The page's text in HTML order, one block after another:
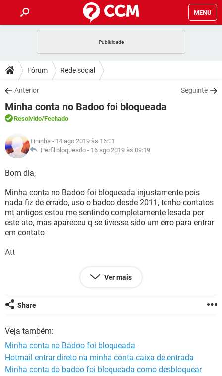
MENU
CELULAR
OUTLOOK
INSTAGRAM GMAIL
GUIA DE COMPRAS
DICAS
JOGOS
OUTLOOK
GUIA DE COMPRAS
DOWNLOADS
JOGOS WHATSAPP
CELULAR
OUTLOOK
INSTAGRAM
GUIA DE COMPRAS
FÓRUM
CELULAR FACEBOOK
GUIA DE COMPRAS
GLOSSÁRIO
JOGOS
CELULAR
OUTLOOK EXCEL
INSTAGRAM GMAIL
GUIA DE COMPRAS
Fórum Rede social
Anterior Seguinte
Minha conta no Badoo foi bloqueada
Resolvido/Fechado
Tininha - 14 ago 2019 às 16:01
Perfil bloqueado - 16 ago 2019 às 09:19
Bom dia,
Minha conta no Badoo foi bloqueada injustamente pois
nada fiz de errado, uso o badoo desde 2011, tenho contatos
mt antigos estou me sentindo completamente lesada por
este ato, mas apareceu q se tivesse sido um erro para entrar
em contato
Att
Configuração:
Ver mais
Share
Veja também:
Minha conta no Badoo foi bloqueada
Hotmail entrar direto na minha conta caixa de entrada
Minha conta do badoo foi bloqueada como desbloquear